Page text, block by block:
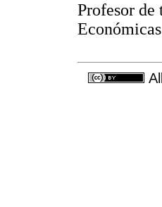
Profesor